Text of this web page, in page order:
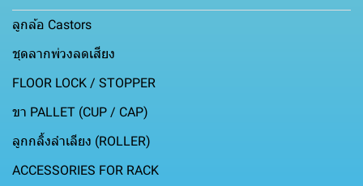
ลูกล้อ Castors
ชุดลากพ่วงลดเสียง
FLOOR LOCK / STOPPER
ขา PALLET (CUP / CAP)
ลูกกลิ้งลำเลียง (ROLLER)
ACCESSORIES FOR RACK